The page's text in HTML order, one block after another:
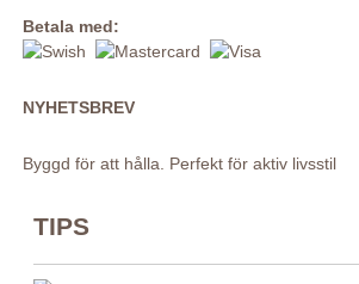
Betala med:
NYHETSBREV
Byggd för att hålla. Perfekt för aktiv livsstil
TIPS